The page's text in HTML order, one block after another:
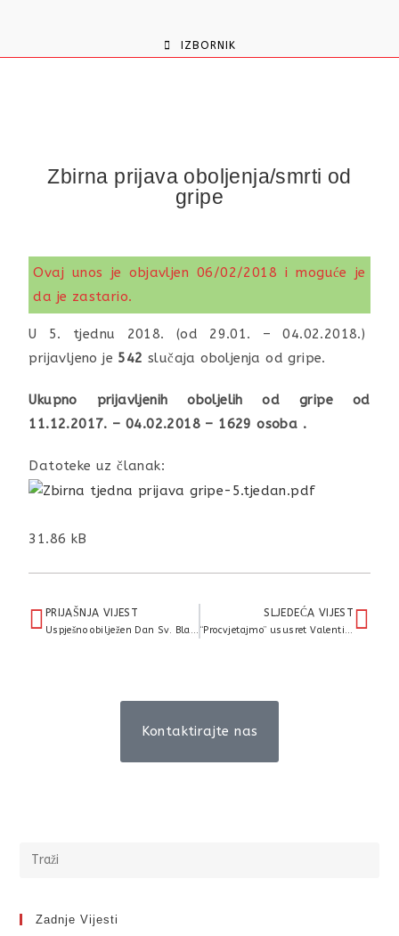
IZBORNIK
Zbirna prijava oboljenja/smrti od
gripe
Ovaj unos je objavljen 06/02/2018 i moguće je
da je zastario.
U 5. tjednu 2018. (od 29.01. – 04.02.2018.)
prijavljeno je 542 slučaja oboljenja od gripe.
Ukupno prijavljenih oboljelih od gripe od
11.12.2017. – 04.02.2018 – 1629osoba .
Datoteke uz članak:
31.86 kB
PRIJAŠNJA VIJEST SLJEDEĆA VIJEST
Kontaktirajte nas
Zadnje Vijesti